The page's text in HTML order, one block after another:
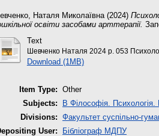
Наталя Миколаївна (2024)
освіти засобами арттерапії.
Text
Шевченко Наталя 2024 р. 053
Download (1MB)
Item Type: Other
Subjects:
B Філософія. Психологія.
Divisions: Факультет суспільно-
User:
Бібліограф МДПУ